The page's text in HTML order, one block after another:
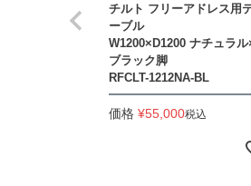
チルト フリーアドレス用
ーブル
W1200×D1200 ナチュラル
ブラック脚
RFCLT-1212NA-BL
価格 ¥55,000税込